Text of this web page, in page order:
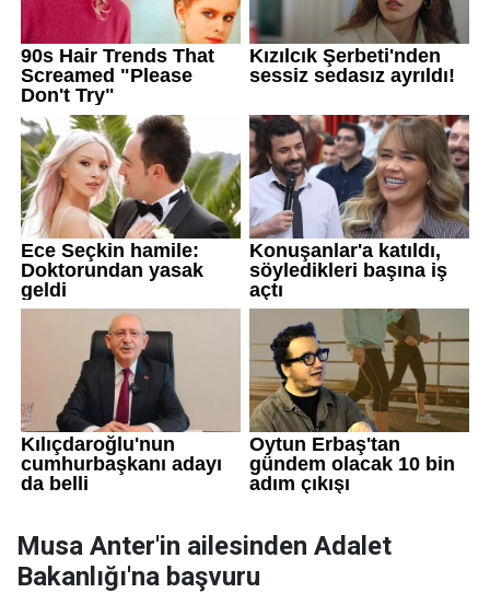
Musa Anter'in ailesinden Adalet
Bakanlığı'na başvuru